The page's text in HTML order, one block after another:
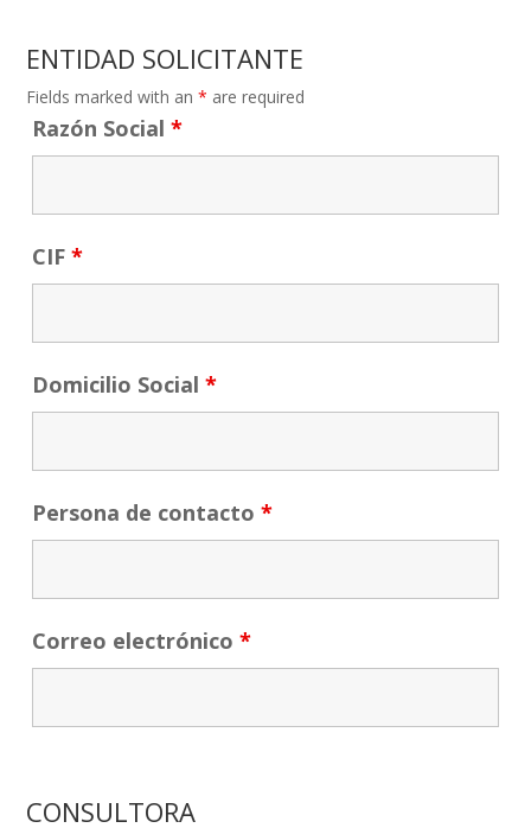
ENTIDAD SOLICITANTE
Fields marked with an* are required
Razón Social*
CIF*
Domicilio Social*
Persona de contacto*
Correo electrónico*
CONSULTORA